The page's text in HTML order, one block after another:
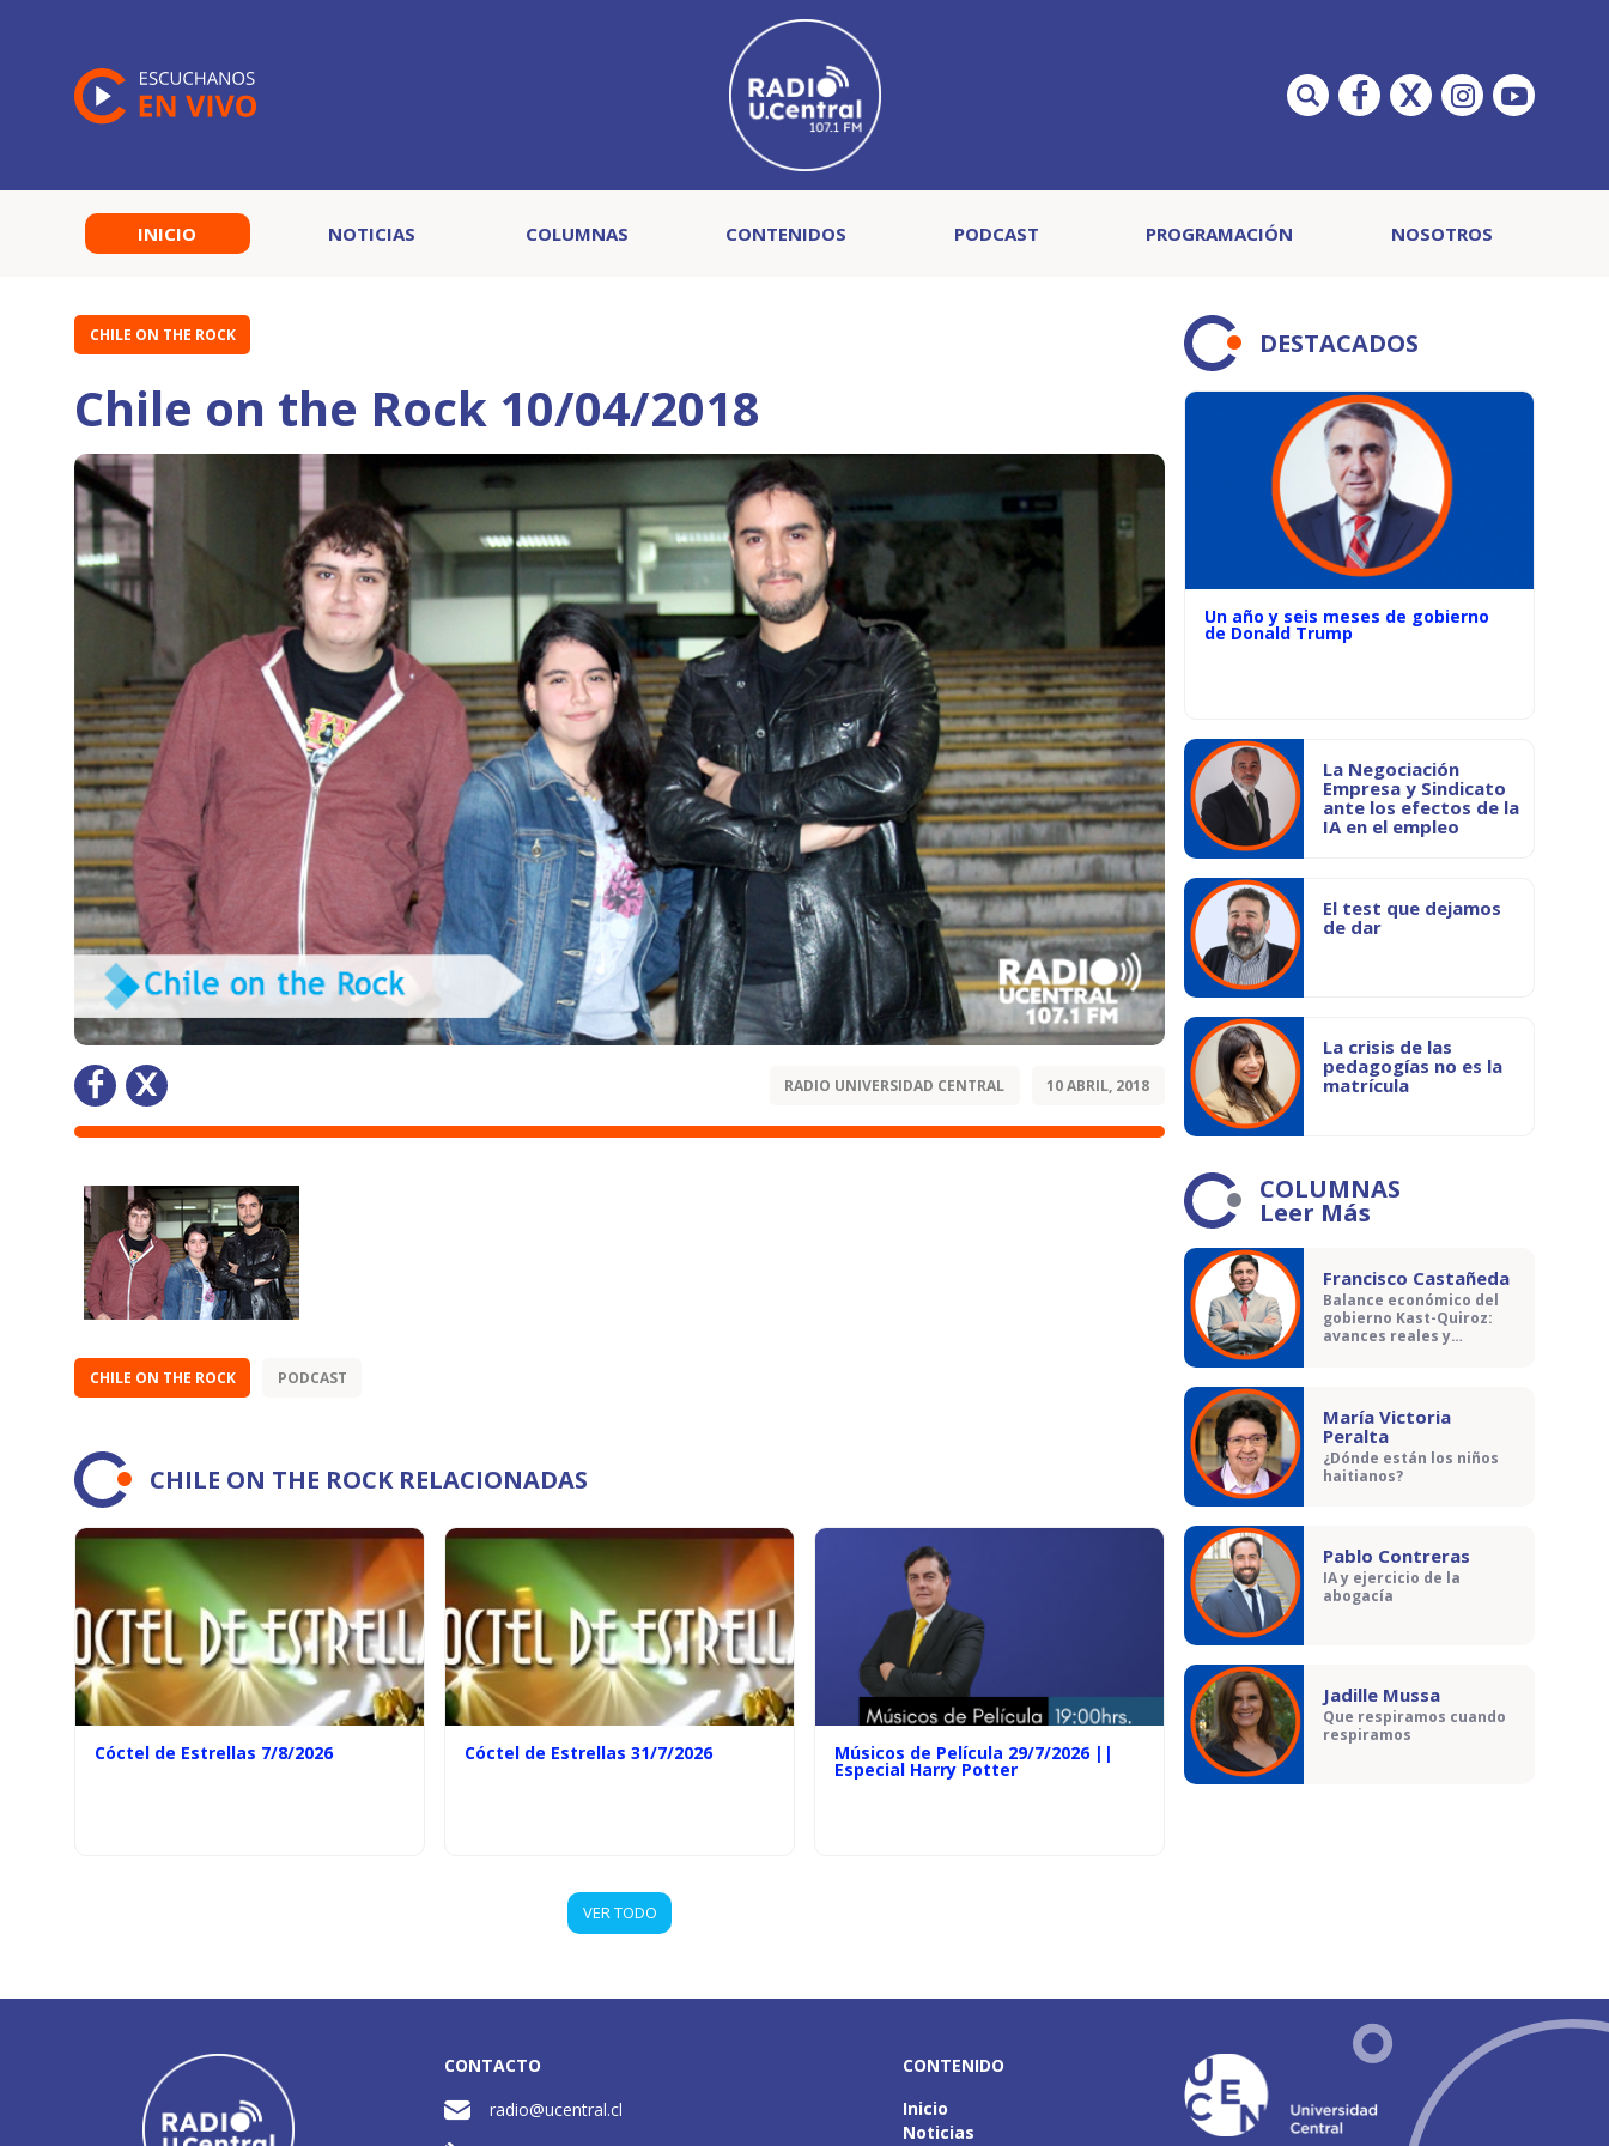
INICIO NOTICIAS COLUMNAS CONTENIDOS PODCAST PROGRAMACIÓN NOSOTROS
CHILE ON THE ROCK
Chile on the Rock 10/04/2018
RADIO UNIVERSIDAD CENTRAL 10 ABRIL, 2018
CHILE ON THE ROCK PODCAST
CHILE ON THE ROCK RELACIONADAS
Cóctel de Estrellas 7/8/2026 Cóctel de Estrellas 31/7/2026 Músicos de Película 29/7/2026 ||
Especial Harry Potter
VER TODO
DESTACADOS
Un año y seis meses de gobierno
de Donald Trump
La Negociación
Empresa y Sindicato
ante los efectos de la
IA en el empleo
El test que dejamos
de dar
La crisis de las
pedagogías no es la
matrícula
COLUMNAS
Leer Más
Francisco Castañeda
Balance económico del
gobierno Kast-Quiroz:
avances reales y
María Victoria
Peralta
¿Dónde están los niños
haitianos?
Pablo Contreras
IA y ejercicio de la
abogacía
Jadille Mussa
Que respiramos cuando
respiramos
CONTACTO
radio@ucentral.cl
CONTENIDO
Inicio
Noticias